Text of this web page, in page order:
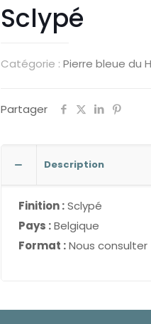
Sclypé
Catégorie : Pierre bleue du
Partager
Description
Finition :Sclypé
Pays :Belgique
Format :Nous consulter